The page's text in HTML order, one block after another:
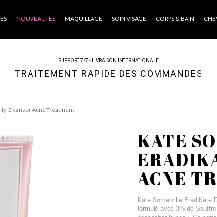
NOUVEAUTÉS MAQUILLAGE SOIN VISAGE CORPS & BAIN
SUPPORT 7/7 - LIVRAISON INTERNATIONALE
TRAITEMENT RAPIDE DES COMMANDES
Cleanser Acne Treatment
KATE
ACNE
Kate Somerville EradiKate
formulé avec 3% de